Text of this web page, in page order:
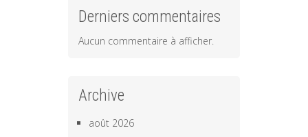
Derniers commentaires
Aucun commentaire à afficher.
Archive
août 2026